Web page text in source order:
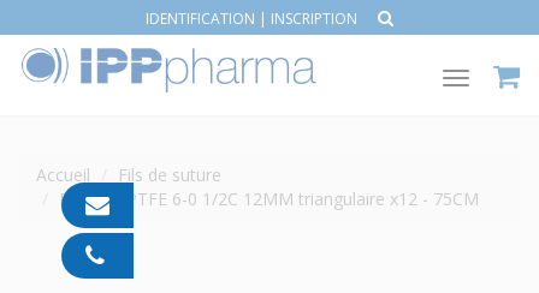
IDENTIFICATION | INSCRIPTION
Toggle
Accueil
Fils de suture
ELASYN PTFE 6-0 1/2C 12MM triangulaire x12 - 75CM
contact@ipp-
pharma.com
91